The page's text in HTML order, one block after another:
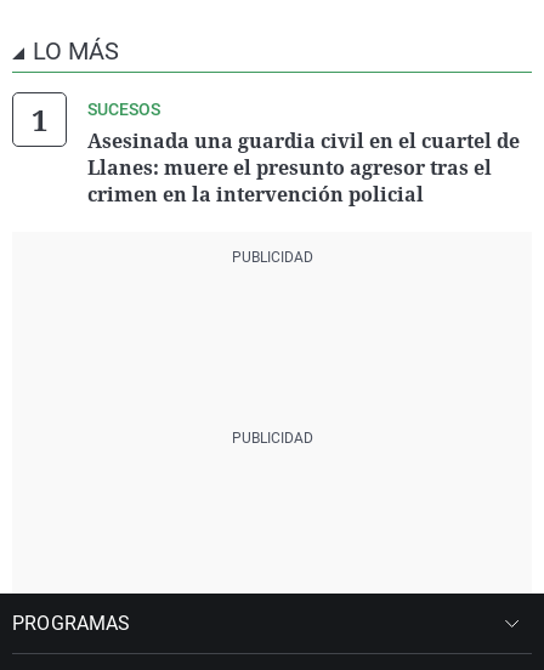
LO MÁS
SUCESOS
Asesinada una guardia civil en el cuartel de
Llanes: muere el presunto agresor tras el
crimen en la intervención policial
PROGRAMAS